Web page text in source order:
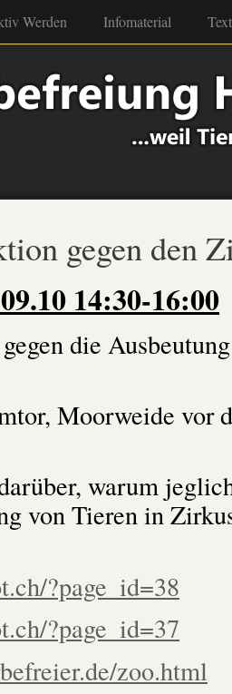
Werden Infomaterial
gegen den
14:30-16:00
die
Moorweide vor
warum
von Tieren in
?page_id=38
?page_id=37
zoo.html